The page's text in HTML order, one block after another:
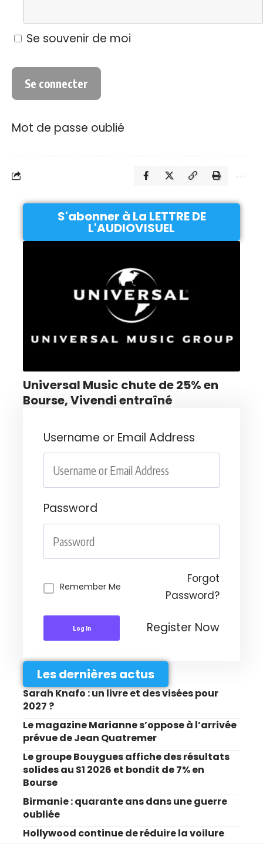
Se souvenir de moi
Mot de passe oublié
S'abonner à La LETTRE DE
L'AUDIOVISUEL
Universal Music chute de 25% en
Bourse, Vivendi entraîné
Username or Email Address
Password
Remember Me
Forgot
Password?
Log In Register Now
Les dernières actus
Sarah Knafo : un livre et des visées pour
2027 ?
Le magazine Marianne s’oppose à l’arrivée
prévue de Jean Quatremer
Le groupe Bouygues affiche des résultats
solides au S1 2026 et bondit de 7% en
Bourse
Birmanie : quarante ans dans une guerre
oubliée
Hollywood continue de réduire la voilure